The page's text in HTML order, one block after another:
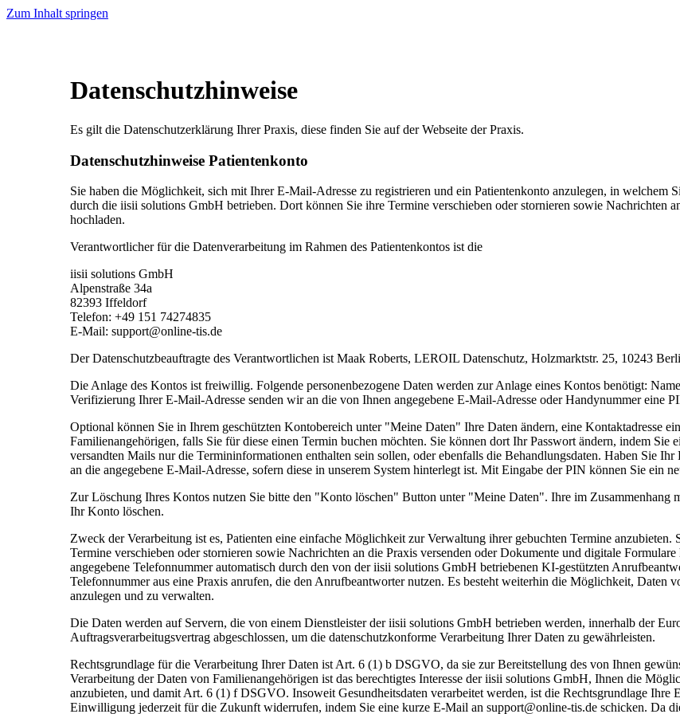
Zum Inhalt springen
Datenschutzhinweise
Es gilt die Datenschutzerklärung Ihrer Praxis, diese finden Sie auf der Webseite der Praxis.
Datenschutzhinweise Patientenkonto
Sie haben die Möglichkeit, sich mit Ihrer E-Mail-Adresse zu registrieren und ein Patientenkonto anzulegen, in welchem
durch die iisii solutions GmbH betrieben. Dort können Sie ihre Termine verschieben oder stornieren sowie Nachrichten
hochladen.
Verantwortlicher für die Datenverarbeitung im Rahmen des Patientenkontos ist die
iisii solutions GmbH
Alpenstraße 34a
82393 Iffeldorf
Telefon: +49 151 74274835
E-Mail: support@online-tis.de
Der Datenschutzbeauftragte des Verantwortlichen ist Maak Roberts, LEROIL Datenschutz, Holzmarktstr. 25, 10243
Die Anlage des Kontos ist freiwillig. Folgende personenbezogene Daten werden zur Anlage eines Kontos benötigt:
Verifizierung Ihrer E-Mail-Adresse senden wir an die von Ihnen angegebene E-Mail-Adresse oder Handynummer eine
Optional können Sie in Ihrem geschützten Kontobereich unter "Meine Daten" Ihre Daten ändern, eine Kontaktadresse
Familienangehörigen, falls Sie für diese einen Termin buchen möchten. Sie können dort Ihr Passwort ändern, indem Sie
versandten Mails nur die Termininformationen enthalten sein sollen, oder ebenfalls die Behandlungsdaten. Haben Sie
an die angegebene E-Mail-Adresse, sofern diese in unserem System hinterlegt ist. Mit Eingabe der PIN können Sie ein
Zur Löschung Ihres Kontos nutzen Sie bitte den "Konto löschen" Button unter "Meine Daten". Ihre im Zusammenhang
Ihr Konto löschen.
Zweck der Verarbeitung ist es, Patienten eine einfache Möglichkeit zur Verwaltung ihrer gebuchten Termine
Termine verschieben oder stornieren sowie Nachrichten an die Praxis versenden oder Dokumente und digitale
angegebene Telefonnummer automatisch durch den von der iisii solutions GmbH betriebenen KI-gestützten
Telefonnummer aus eine Praxis anrufen, die den Anrufbeantworter nutzen. Es besteht weiterhin die Möglichkeit, Daten
anzulegen und zu verwalten.
Die Daten werden auf Servern, die von einem Dienstleister der iisii solutions GmbH betrieben werden, innerhalb der
Auftragsverarbeitugsvertrag abgeschlossen, um die datenschutzkonforme Verarbeitung Ihrer Daten zu gewährleisten.
Rechtsgrundlage für die Verarbeitung Ihrer Daten ist Art. 6 (1) b DSGVO, da sie zur Bereitstellung des von Ihnen
Verarbeitung der Daten von Familienangehörigen ist das berechtigtes Interesse der iisii solutions GmbH, Ihnen die
anzubieten, und damit Art. 6 (1) f DSGVO. Insoweit Gesundheitsdaten verarbeitet werden, ist die Rechtsgrundlage
Einwilligung jederzeit für die Zukunft widerrufen, indem Sie eine kurze E-Mail an support@online-tis.de schicken. Da